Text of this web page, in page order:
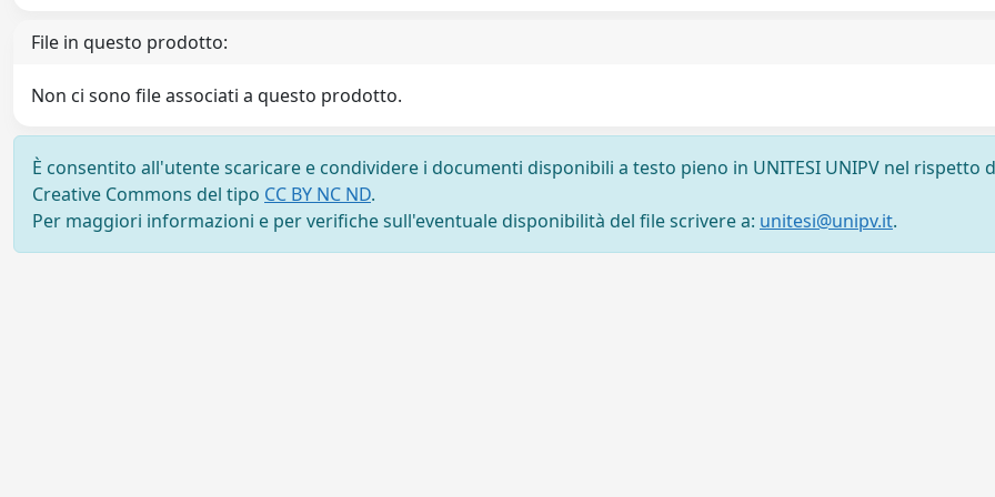
File in questo prodotto:
Non ci sono file associati a questo prodotto.
È consentito all'utente scaricare e condividere i documenti disponibili a testo pieno in UNITESI UNIPV nel rispetto
Creative Commons del tipo CC BY NC ND.
Per maggiori informazioni e per verifiche sull'eventuale disponibilità del file scrivere a: unitesi@unipv.it.